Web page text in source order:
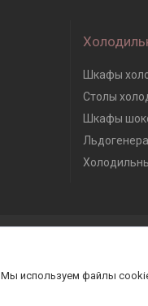
Шкафы
Столы
Шкафы
Мы используем файлы